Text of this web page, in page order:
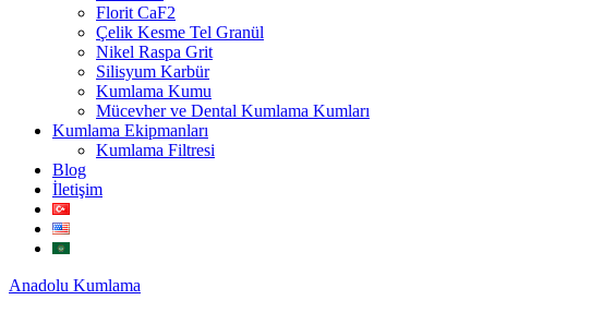
Florit CaF2
Çelik Kesme Tel Granül
Nikel Raspa Grit
Silisyum Karbür
Kumlama Kumu
Mücevher ve Dental Kumlama Kumları
Kumlama Ekipmanları
Kumlama Filtresi
Blog
İletişim
Anadolu Kumlama